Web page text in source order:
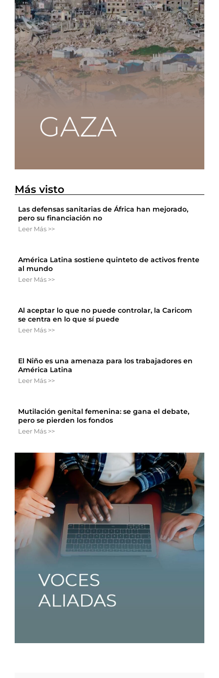
Más visto
Las defensas sanitarias de África han mejorado,
pero su financiación no
Leer Más >>
América Latina sostiene quinteto de activos frente
al mundo
Leer Más >>
Al aceptar lo que no puede controlar, la Caricom
se centra en lo que sí puede
Leer Más >>
El Niño es una amenaza para los trabajadores en
América Latina
Leer Más >>
Mutilación genital femenina: se gana el debate,
pero se pierden los fondos
Leer Más >>